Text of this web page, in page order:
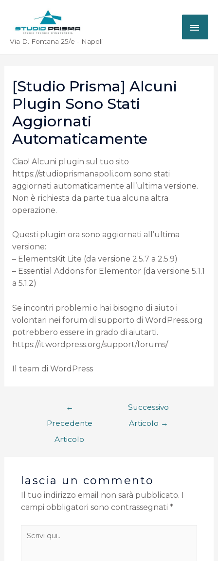
Via D. Fontana 25/e - Napoli
[Studio Prisma] Alcuni
Plugin Sono Stati
Aggiornati
Automaticamente
Ciao! Alcuni plugin sul tuo sito
https://studioprismanapoli.com sono stati
aggiornati automaticamente all’ultima versione.
Non è richiesta da parte tua alcuna altra
operazione.
Questi plugin ora sono aggiornati all’ultima
versione:
– ElementsKit Lite (da versione 2.5.7 a 2.5.9)
– Essential Addons for Elementor (da versione 5.1.1
a 5.1.2)
Se incontri problemi o hai bisogno di aiuto i
volontari nei forum di supporto di WordPress.org
potrebbero essere in grado di aiutarti.
https://it.wordpress.org/support/forums/
Il team di WordPress
←
Precedente
Articolo
Successivo
Articolo →
lascia un commento
Il tuo indirizzo email non sarà pubblicato.
campi obbligatori sono contrassegnati *